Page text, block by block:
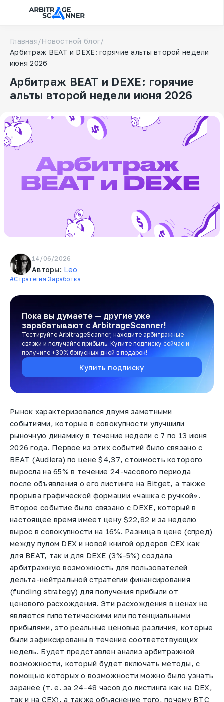
Главная/Новостной блог/
Арбитраж BEAT и DEXE: горячие альты второй недели
июня 2026
Арбитраж BEAT и DEXE: горячие
альты второй недели июня 2026
14/06/2026
Авторы: Leo
#Стратегия Заработка
Пока вы думаете — другие уже
зарабатывают с ArbitrageScanner!
Тестируйте ArbitrageScanner, находите арбитражные
связки и получайте прибыль. Купите подписку сейчас и
получите +30% бонусных дней в подарок!
Купить подписку
Рынок характеризовался двумя заметными
событиями, которые в совокупности улучшили
рыночную динамику в течение недели с 7 по 13 июня
2026 года. Первое из этих событий было связано с
BEAT (Audiera) по цене $4,37, стоимость которого
выросла на 65% в течение 24-часового периода
после объявления о его листинге на Bitget, а также
прорыва графической формации «чашка с ручкой».
Второе событие было связано с DEXE, который в
настоящее время имеет цену $22,82 и за неделю
вырос в совокупности на 16%. Разница в цене (спред)
между пулом DEX и новой книгой ордеров CEX как
для BEAT, так и для DEXE (3%-5%) создала
арбитражную возможность для пользователей
дельта-нейтральной стратегии финансирования
(funding strategy) для получения прибыли от
ценового расхождения. Эти расхождения в ценах не
являются гипотетическими или потенциальными
прибылями, это реальные ценовые различия, которые
были зафиксированы в течение соответствующих
недель. Будет представлен анализ арбитражной
возможности, который будет включать методы, с
помощью которых о возможности можно было узнать
заранее (т. е. за 24-48 часов до листинга как на DEX,
так и на CEX), а также объяснение того, почему BTC